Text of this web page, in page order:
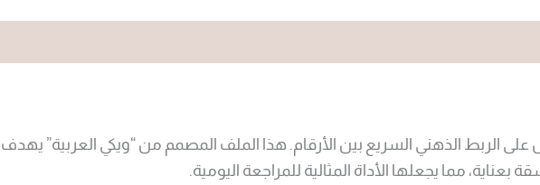
الربط الذهني السريع بين الأرقام. هذا الملف المصمم من “ويكي العربية” يهدف
مما يجعلها الأداة المثالية للمراجعة اليومية.